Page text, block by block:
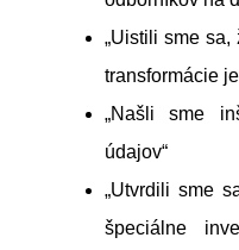
„Uistili sme
transformácie
„Našli sme
údajov“
„Utvrdili sme
špeciálne